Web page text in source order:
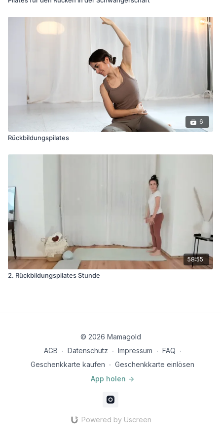
6
Rückbildungspilates
58:55
2. Rückbildungspilates Stunde
© 2026 Mamagold
AGB ∙ Datenschutz ∙ Impressum ∙ FAQ ∙
Geschenkkarte kaufen ∙ Geschenkkarte einlösen
App holen ->
Powered by Uscreen